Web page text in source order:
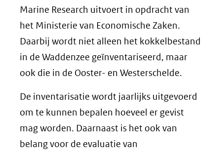
in
nieuw
venster)
(verwijst
naar
andere
Marine Research uitvoert in opdracht van
het Ministerie van Economische Zaken.
Daarbij wordt niet alleen het kokkelbestand
in de Waddenzee geïnventariseerd, maar
ook die in de Ooster- en Westerschelde.
De inventarisatie wordt jaarlijks uitgevoerd
om te kunnen bepalen hoeveel er gevist
mag worden. Daarnaast is het ook van
belang voor de evaluatie van